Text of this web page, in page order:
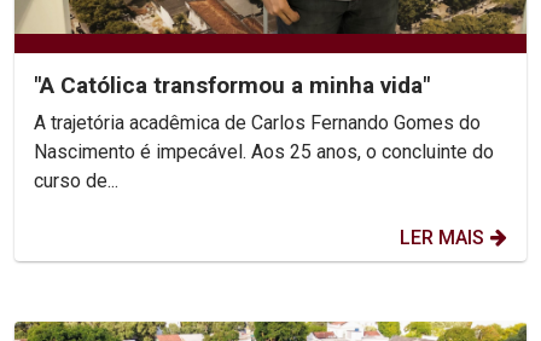
"A Católica transformou a minha vida"
A trajetória acadêmica de Carlos Fernando Gomes do
Nascimento é impecável. Aos 25 anos, o concluinte do
curso de...
LER MAIS